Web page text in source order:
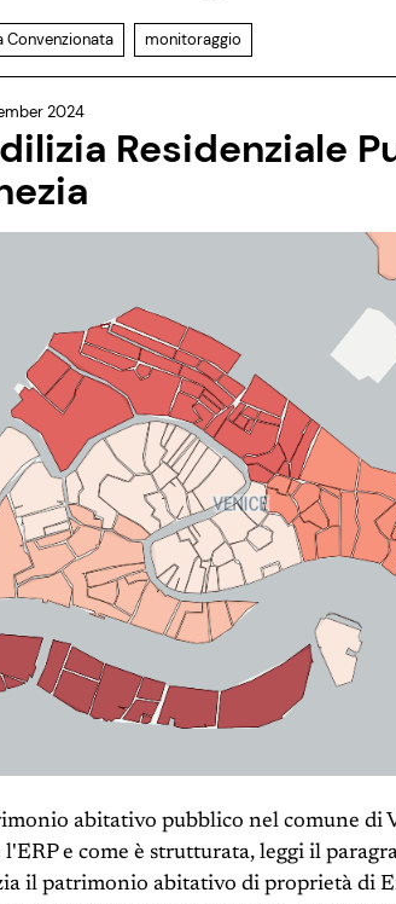
Convenzionata monitoraggio
2024
Residenziale
abitativo pubblico nel comune di
l'ERP e come è strutturata, leggi il
il patrimonio abitativo di proprietà di